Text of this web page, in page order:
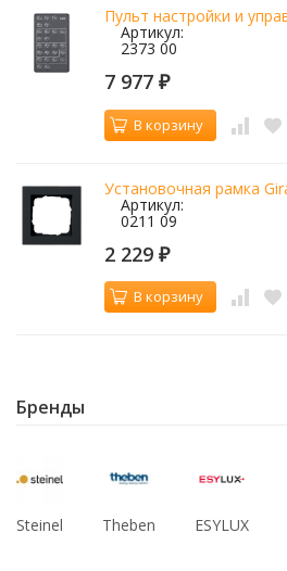
Пульт настройки и
Артикул:
2373 00
7 977 ₽
В корзину
Установочная рамка
Артикул:
0211 09
2 229 ₽
В корзину
Бренды
Steinel Theben ESYLUX